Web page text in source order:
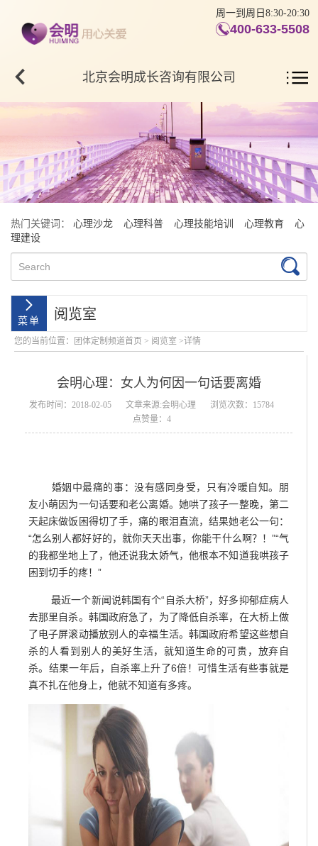
周一到周日8:30-20:30
400-633-5508
北京会明成长咨询有限公司
热门关键词： 心理沙龙 心理科普 心理技能培训 心理教育
心
理建设
阅览室
您的当前位置： 团体定制频道首页 > 阅览室 >详情
会明心理：女人为何因一句话要离婚
发布时间：2018-02-05 文章来源:会明心理
浏览次数：15784
点赞量：4
婚姻中最痛的事：没有感同身受，只有冷暖自知。朋
友小萌因为一句话要和老公离婚。她哄了孩子一整晚，第二
天起床做饭困得切了手，痛的眼泪直流，结果她老公一句：
“怎么别人都好好的，就你天天出事，你能干什么啊？！”“气
的我都坐地上了，他还说我太娇气，他根本不知道我哄孩子
困到切手的疼！”
最近一个新闻说韩国有个“自杀大桥”，好多抑郁症病人
去那里自杀。韩国政府急了，为了降低自杀率，在大桥上做
了电子屏滚动播放别人的幸福生活。韩国政府希望这些想自
杀的人看到别人的美好生活，就知道生命的可贵，放弃自
杀。结果一年后，自杀率上升了6倍！可惜生活有些事就是
真不扎在他身上，他就不知道有多疼。